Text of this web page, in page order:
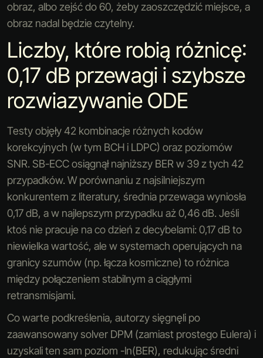
obraz, albo zejść do 60, żeby zaoszczędzić miejsce, a
obraz nadal będzie czytelny.
Liczby, które robią różnicę:
0,17 dB przewagi i szybsze
rozwiazywanie ODE
Testy objęły 42 kombinacje różnych kodów
korekcyjnych (w tym BCH i LDPC) oraz poziomów
SNR. SB-ECC osiągnął najniższy BER w 39 z tych 42
przypadków. W porównaniu z najsilniejszym
konkurentem z literatury, średnia przewaga wyniosła
0,17 dB, a w najlepszym przypadku aż 0,46 dB. Jeśli
ktoś nie pracuje na co dzień z decybelami: 0,17 dB to
niewielka wartość, ale w systemach operujących na
granicy szumów (np. łącza kosmiczne) to różnica
między połączeniem stabilnym a ciągłymi
retransmisjami.
Co warte podkreślenia, autorzy sięgnęli po
zaawansowany solver DPM (zamiast prostego Eulera) i
uzyskali ten sam poziom -ln(BER), redukując średni